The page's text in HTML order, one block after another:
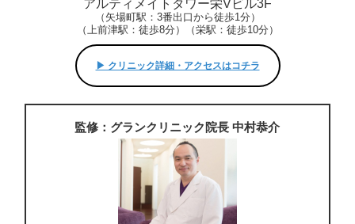
アルティメイトタワー栄Vビル3F
（矢場町駅：3番出口から徒歩1分）
（上前津駅：徒歩8分）（栄駅：徒歩10分）
▶︎ クリニック詳細・アクセスはコチラ
監修：グランクリニック院長 中村恭介